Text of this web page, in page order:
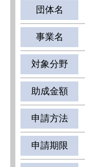
団体名
事業名
対象分野
助成金額
申請方法
申請期限